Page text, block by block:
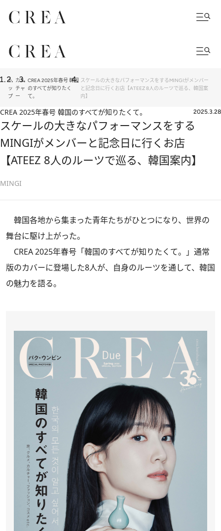
ト
ッ
プ
カル
チャ
ー
CREA 2025年春号 韓国
のすべてが知りたく
て。
スケールの大きなパフォーマンスをするMINGIがメンバー
と記念日に行くお店【ATEEZ 8人のルーツで巡る、韓国案
内】
CREA 2025年春号 韓国のすべてが知りたくて。 2025.3.28
スケールの大きなパフォーマンスをする
MINGIがメンバーと記念日に行くお店
【ATEEZ 8人のルーツで巡る、韓国案内】
MINGI
韓国各地から集まった青年たちがひとつになり、世界の
舞台に駆け上がった。
CREA 2025年春号「韓国のすべてが知りたくて。」通常
版のカバーに登場した8人が、自身のルーツを通して、韓国
の魅力を語る。